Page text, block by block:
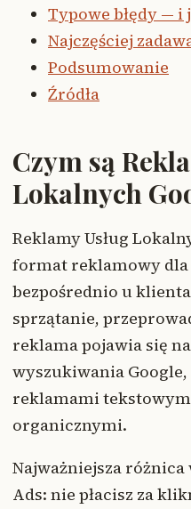
Typowe błędy —
Najczęściej
Podsumowanie
Źródła
Czym są
Lokalnych
Reklamy Usług
format reklamowy
bezpośrednio u
sprzątanie,
reklama pojawia się
wyszukiwania Google,
reklamami
organicznymi.
Najważniejsza różnica
Ads: nie płacisz za